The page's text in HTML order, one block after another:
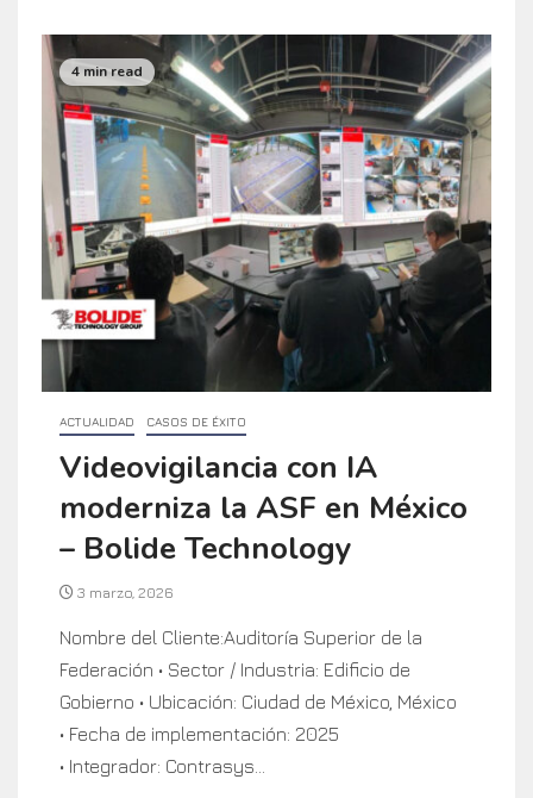
4 min read
ACTUALIDAD CASOS DE ÉXITO
Videovigilancia con IA
moderniza la ASF en México
– Bolide Technology
3 marzo, 2026
Nombre del Cliente:Auditoría Superior de la
Federación • Sector / Industria: Edificio de
Gobierno • Ubicación: Ciudad de México, México
• Fecha de implementación: 2025
• Integrador: Contrasys...